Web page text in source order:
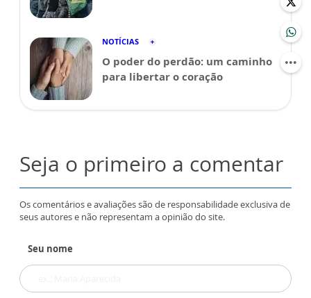
NOTÍCIAS
O poder do perdão: um caminho
para libertar o coração
Seja o primeiro a comentar
Os comentários e avaliações são de responsabilidade exclusiva de
seus autores e não representam a opinião do site.
Seu nome